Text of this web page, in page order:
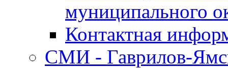
муниципального
Контактная
СМИ - Гаврилов-